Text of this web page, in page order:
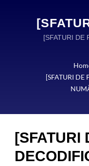
[SFATURI DE
DE
[SFATURI DE
[SFATURI